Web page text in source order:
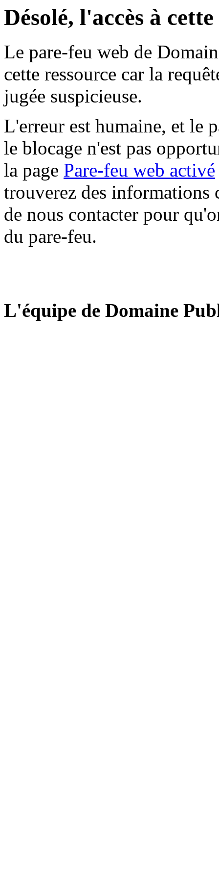
Désolé, l'accès à
Le pare-feu web de
cette ressource car la
jugée suspicieuse.
L'erreur est humaine, et le
le blocage n'est pas
la page Pare-feu web activé
trouverez des informations
de nous contacter pour
du pare-feu.
L'équipe de Domaine